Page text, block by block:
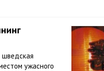
шведская
ужасного